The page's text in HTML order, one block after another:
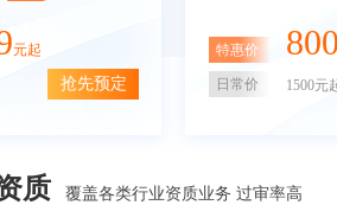
元起
抢先预定
特惠价 800
日常价 1500元
质 覆盖各类行业资质业务 过审率高